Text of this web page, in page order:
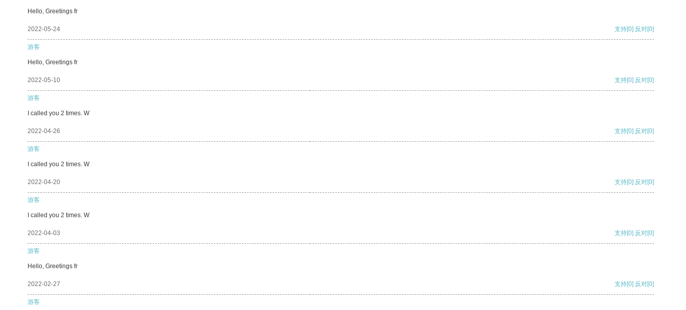
Hello, Greetings fr
2022-05-24 支持[0] 反对[0]
游客
Hello, Greetings fr
2022-05-10 支持[0] 反对[0]
游客
I called you 2 times. W
2022-04-26 支持[0] 反对[0]
游客
I called you 2 times. W
2022-04-20 支持[0] 反对[0]
游客
I called you 2 times. W
2022-04-03 支持[0] 反对[0]
游客
Hello, Greetings fr
2022-02-27 支持[0] 反对[0]
游客